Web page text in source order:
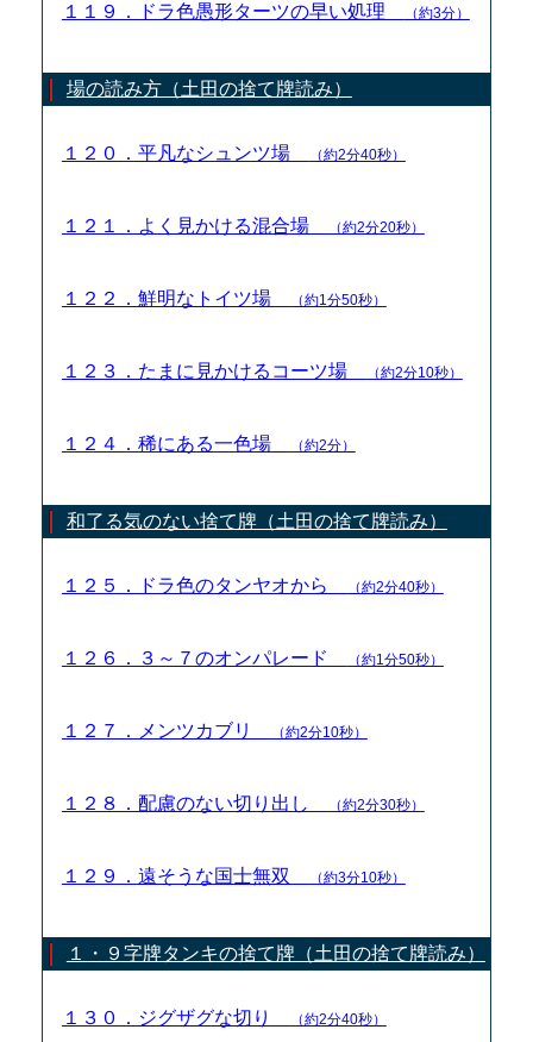
１１９．ドラ色愚形ターツの早い処理 （約3分）
場の読み方（土田の捨て牌読み）
１２０．平凡なシュンツ場 （約2分40秒）
１２１．よく見かける混合場 （約2分20秒）
１２２．鮮明なトイツ場 （約1分50秒）
１２３．たまに見かけるコーツ場 （約2分10秒）
１２４．稀にある一色場 （約2分）
和了る気のない捨て牌（土田の捨て牌読み）
１２５．ドラ色のタンヤオから （約2分40秒）
１２６．３～７のオンパレード （約1分50秒）
１２７．メンツカブリ （約2分10秒）
１２８．配慮のない切り出し （約2分30秒）
１２９．遠そうな国士無双 （約3分10秒）
１・９字牌タンキの捨て牌（土田の捨て牌読み）
１３０．ジグザグな切り （約2分40秒）